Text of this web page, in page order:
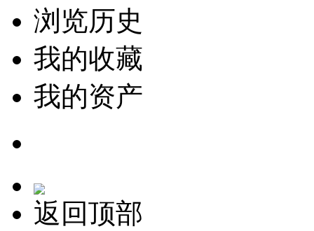
浏览历史
我的收藏
我的资产
返回顶部